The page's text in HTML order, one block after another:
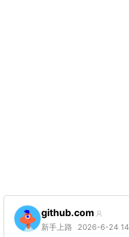
github.com
新手上路 2026-6-24